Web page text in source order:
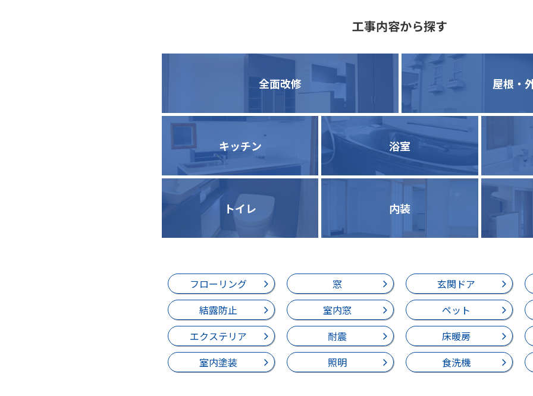
工事内容から探す
全面改修 屋根・
キッチン 浴室
トイレ 内装
フローリング 窓
玄関ドア
結露防止
室内窓
ペット
エクステリア
耐震
床暖房
室内塗装
照明 食洗機